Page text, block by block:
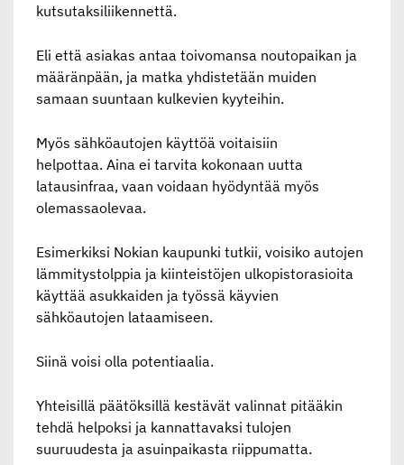
kutsutaksiliikennettä.
Eli että asiakas antaa toivomansa noutopaikan ja
määränpään, ja matka yhdistetään muiden
samaan suuntaan kulkevien kyyteihin.
Myös sähköautojen käyttöä voitaisiin
helpottaa. Aina ei tarvita kokonaan uutta
latausinfraa, vaan voidaan hyödyntää myös
olemassaolevaa.
Esimerkiksi Nokian kaupunki tutkii, voisiko autojen
lämmitystolppia ja kiinteistöjen ulkopistorasioita
käyttää asukkaiden ja työssä käyvien
sähköautojen lataamiseen.
Siinä voisi olla potentiaalia.
Yhteisillä päätöksillä kestävät valinnat pitääkin
tehdä helpoksi ja kannattavaksi tulojen
suuruudesta ja asuinpaikasta riippumatta.